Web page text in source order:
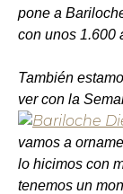
pone a
con unos 1.600
También
ver con la
vamos a
lo hicimos con
tenemos un